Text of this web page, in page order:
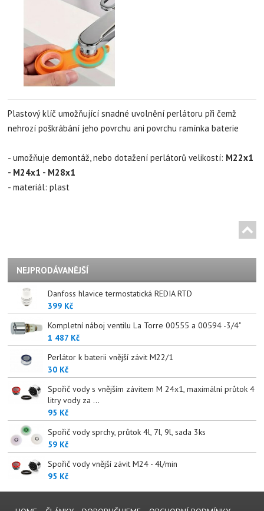
Plastový klíč umožňující snadné uvolnění perlátoru při čemž
nehrozí poškrábání jeho povrchu ani povrchu ramínka baterie
- umožňuje demontáž, nebo dotažení perlátorů velikostí: M22x1
- M24x1 - M28x1
- materiál: plast
NEJPRODÁVANĚJŠÍ
Danfoss hlavice termostatická REDIA RTD
399 Kč
Kompletní náboj ventilu La Torre 00555 a 00594 -3/4"
1 487 Kč
Perlátor k baterii vnější závit M22/1
30 Kč
Spořič vody s vnějším závitem M 24x1, maximální průtok 4
litry vody za ...
95 Kč
Spořič vody sprchy, průtok 4l, 7l, 9l, sada 3ks
59 Kč
Spořič vody vnější závit M24 - 4l/min
95 Kč